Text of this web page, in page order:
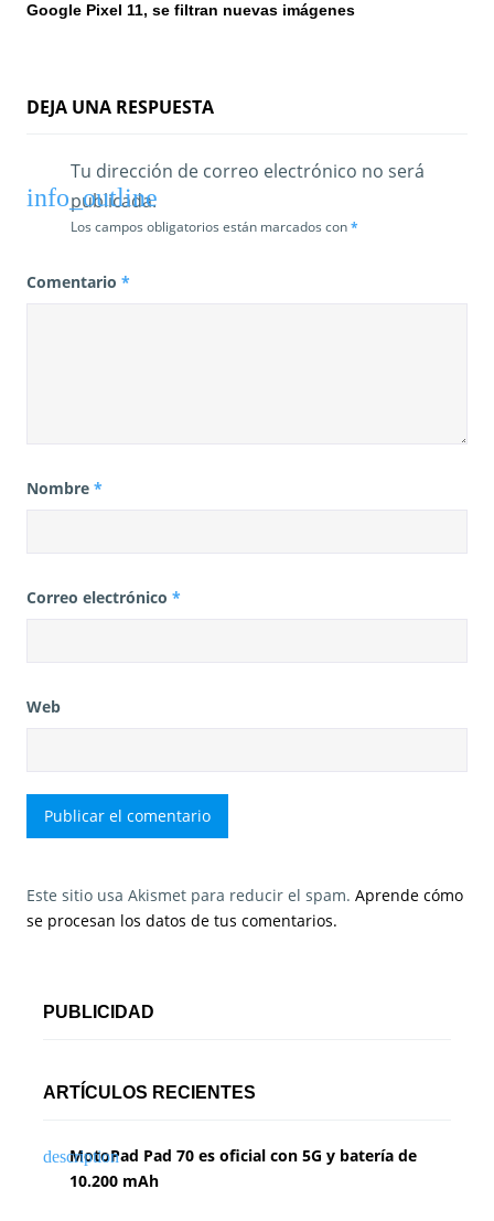
Google Pixel 11, se filtran nuevas imágenes
DEJA UNA RESPUESTA
Tu dirección de correo electrónico no será
publicada.
Los campos obligatorios están marcados con*
Comentario *
Nombre *
Correo electrónico *
Web
Este sitio usa Akismet para reducir el spam. Aprende cómo
se procesan los datos de tus comentarios.
PUBLICIDAD
ARTÍCULOS RECIENTES
MotoPad Pad 70 es oficial con 5G y batería de
10.200 mAh